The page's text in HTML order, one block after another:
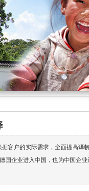
客户的实际需求，全面提高译
国企业进入中国，也为中国企